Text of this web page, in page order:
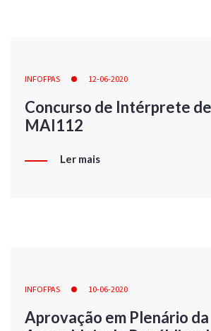
INFOFPAS 12-06-2020
Concurso de Intérprete de
MAI112
Ler mais
INFOFPAS 10-06-2020
Aprovação em Plenário da